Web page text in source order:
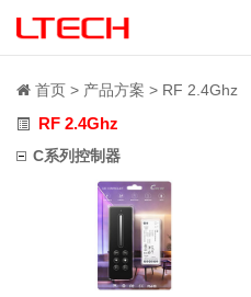
首页 产品方案 RF 2.4Ghz
RF 2.4Ghz
C系列控制器